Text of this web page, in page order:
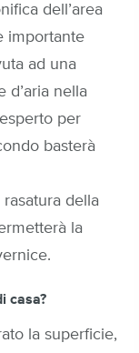
dell’area
importante
ad una
d’aria nella
per
basterà
della
la
casa?
la superficie,